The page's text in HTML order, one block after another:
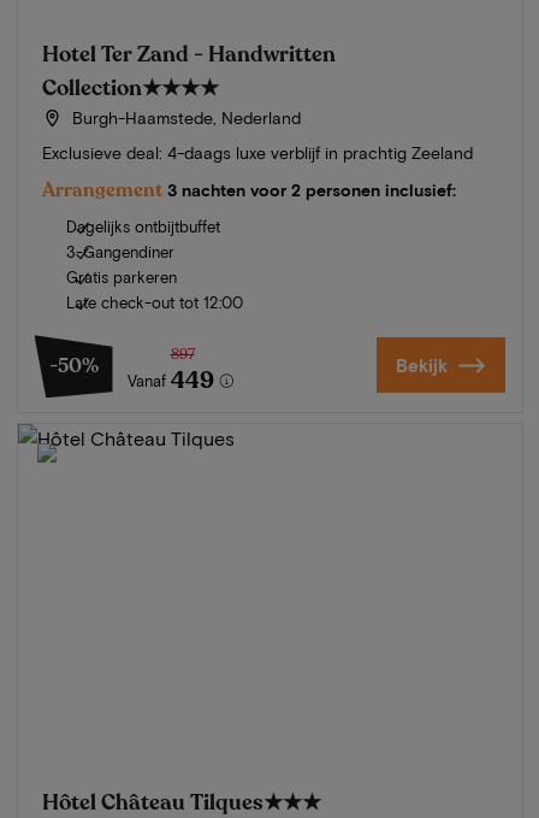
Hotel Ter Zand - Handwritten
Collection★★★★
Burgh-Haamstede, Nederland
Exclusieve deal: 4-daags luxe verblijf in prachtig Zeeland
Arrangement 3 nachten voor 2 personen inclusief:
Dagelijks ontbijtbuffet
3-Gangendiner
Gratis parkeren
Late check-out tot 12:00
-50%
Vanaf
897
449 Bekijk
Hôtel Château Tilques★★★